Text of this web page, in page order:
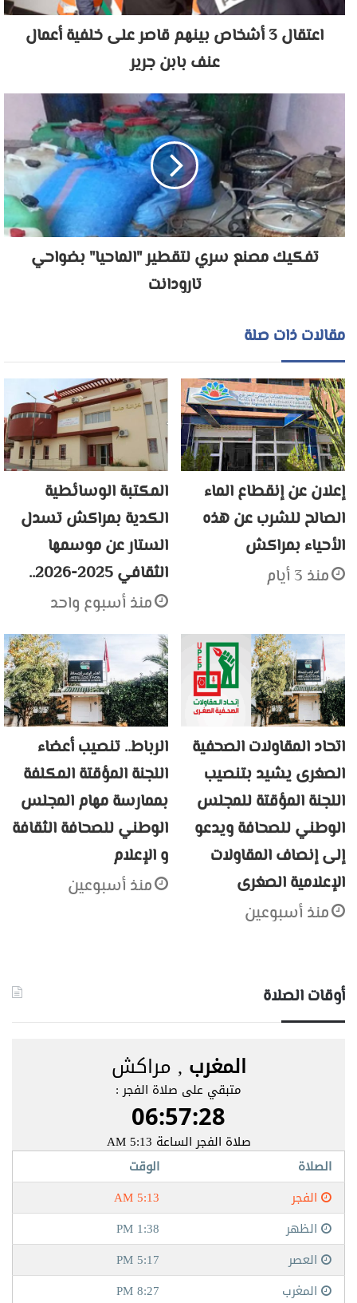
اعتقال 3 أشخاص بينهم قاصر على خلفية أعمال
عنف بابن جرير
تفكيك مصنع سري لتقطير "الماحيا" بضواحي
تارودانت
مقالات ذات صلة
إعلان عن إنقطاع الماء
الصالح للشرب عن هذه
الأحياء بمراكش
منذ 3 أيام
المكتبة الوسائطية
الكدية بمراكش تسدل
الستار عن موسمها
الثقافي 2025-2026..
منذ أسبوع واحد
اتحاد المقاولات الصحفية
الصغرى يشيد بتنصيب
اللجنة المؤقتة للمجلس
الوطني للصحافة ويدعو
إلى إنصاف المقاولات
الإعلامية الصغرى
منذ أسبوعين
الرباط.. تنصيب أعضاء
اللجنة المؤقتة المكلفة
بممارسة مهام المجلس
الوطني للصحافة الثقافة
و الإعلام
منذ أسبوعين
أوقات الصلاة